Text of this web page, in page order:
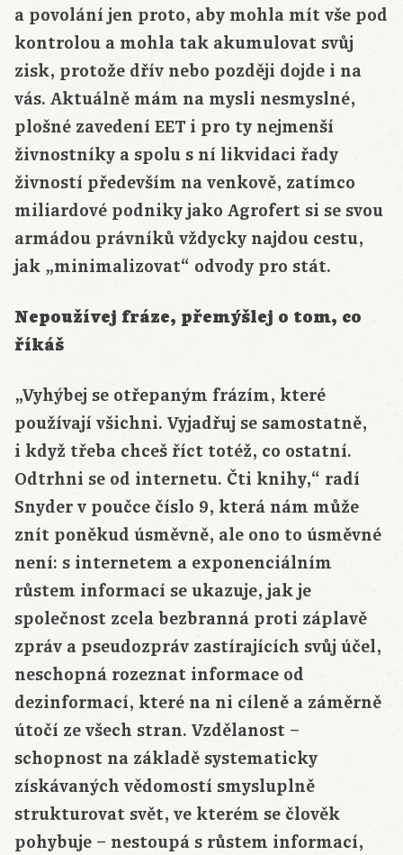
a povolání jen proto, aby mohla mít vše pod
kontrolou a mohla tak akumulovat svůj
zisk, protože dřív nebo později dojde i na
vás. Aktuálně mám na mysli nesmyslné,
plošné zavedení EET i pro ty nejmenší
živnostníky a spolu s ní likvidaci řady
živností především na venkově, zatímco
miliardové podniky jako Agrofert si se svou
armádou právníků vždycky najdou cestu,
jak „minimalizovat“ odvody pro stát.
Nepoužívej fráze, přemýšlej o tom, co
říkáš
„Vyhýbej se otřepaným frázím, které
používají všichni. Vyjadřuj se samostatně,
i když třeba chceš říct totéž, co ostatní.
Odtrhni se od internetu. Čti knihy,“ radí
Snyder v poučce číslo 9, která nám může
znít poněkud úsměvně, ale ono to úsměvné
není: s internetem a exponenciálním
růstem informací se ukazuje, jak je
společnost zcela bezbranná proti záplavě
zpráv a pseudozpráv zastírajících svůj účel,
neschopná rozeznat informace od
dezinformací, které na ni cíleně a záměrně
útočí ze všech stran. Vzdělanost –
schopnost na základě systematicky
získávaných vědomostí smysluplně
strukturovat svět, ve kterém se člověk
pohybuje – nestoupá s růstem informací,